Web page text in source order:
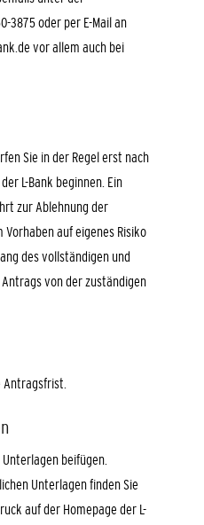
3875 oder per E-Mail an
vor allem auch bei
Sie in der Regel erst nach
L-Bank beginnen. Ein
zur Ablehnung der
auf eigenes Risiko
des vollständigen und
von der zuständigen
beifügen.
Unterlagen finden Sie
auf der Homepage der L-